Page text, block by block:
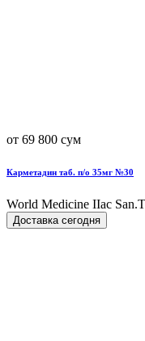
от 69 800 сум
Карметадин таб. п/о 35мг №30
World Мedicine IIac
Доставка сегодня